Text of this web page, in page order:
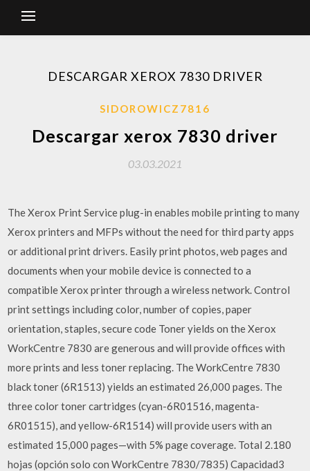
DESCARGAR XEROX 7830 DRIVER
SIDOROWICZ7816
Descargar xerox 7830 driver
03.03.2021
The Xerox Print Service plug-in enables mobile printing to many
Xerox printers and MFPs without the need for third party apps
or additional print drivers. Easily print photos, web pages and
documents when your mobile device is connected to a
compatible Xerox printer through a wireless network. Control
print settings including color, number of copies, paper
orientation, staples, secure code Toner yields on the Xerox
WorkCentre 7830 are generous and will provide offices with
more prints and less toner replacing. The WorkCentre 7830
black toner (6R1513) yields an estimated 26,000 pages. The
three color toner cartridges (cyan-6R01516, magenta-
6R01515), and yellow-6R1514) will provide users with an
estimated 15,000 pages—with 5% page coverage. Total 2.180
hojas (opción solo con WorkCentre 7830/7835) Capacidad3